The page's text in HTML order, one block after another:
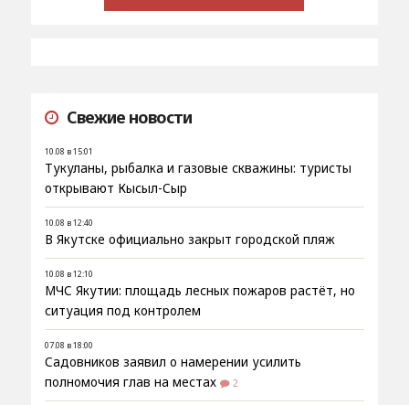
Свежие новости
10.08 в 15:01
Тукуланы, рыбалка и газовые скважины: туристы
открывают Кысыл-Сыр
10.08 в 12:40
В Якутске официально закрыт городской пляж
10.08 в 12:10
МЧС Якутии: площадь лесных пожаров растёт, но
ситуация под контролем
07.08 в 18:00
Садовников заявил о намерении усилить
полномочия глав на местах
2